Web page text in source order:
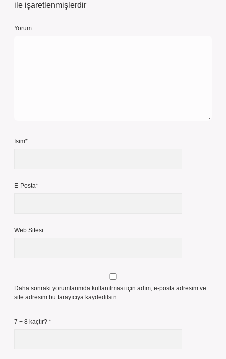
ile işaretlenmişlerdir
Yorum
İsim*
E-Posta*
Web Sitesi
Daha sonraki yorumlarımda kullanılması için adım, e-posta adresim ve
site adresim bu tarayıcıya kaydedilsin.
7 + 8 kaçtır? *